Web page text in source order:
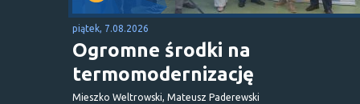
piątek, 7.08.2026
Ogromne środki na
termomodernizację
Mieszko Weltrowski, Mateusz Paderewski